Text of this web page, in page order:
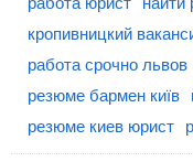
кропивницкий
работа срочно львов
резюме бармен київ
резюме киев юрист